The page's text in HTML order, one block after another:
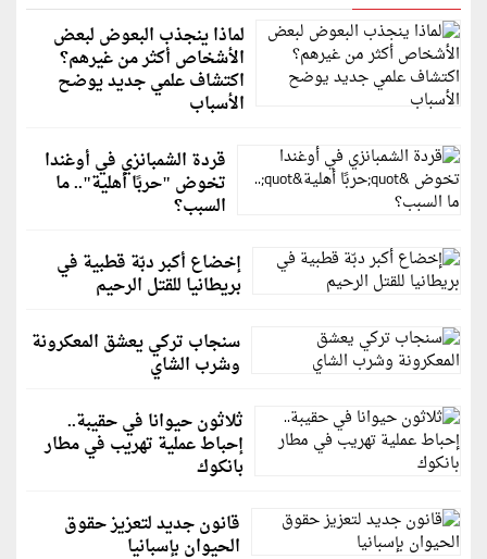
لماذا ينجذب البعوض لبعض
الأشخاص أكثر من غيرهم؟
اكتشاف علمي جديد يوضح
الأسباب
قردة الشمبانزي في أوغندا
تخوض "حربًا أهلية".. ما
السبب؟
إخضاع أكبر دبّة قطبية في
بريطانيا للقتل الرحيم
سنجاب تركي يعشق المعكرونة
وشرب الشاي
ثلاثون حيوانا في حقيبة..
إحباط عملية تهريب في مطار
بانكوك
قانون جديد لتعزيز حقوق
الحيوان بإسبانيا